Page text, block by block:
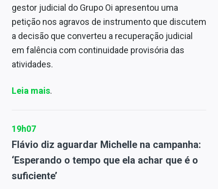
gestor judicial do Grupo Oi apresentou uma
petição nos agravos de instrumento que discutem
a decisão que converteu a recuperação judicial
em falência com continuidade provisória das
atividades.
Leia mais.
19h07
Flávio diz aguardar Michelle na campanha:
‘Esperando o tempo que ela achar que é o
suficiente’